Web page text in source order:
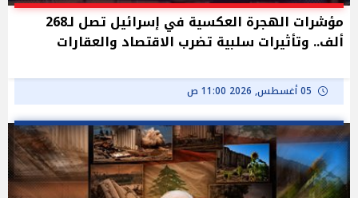
مؤشرات الهجرة العكسية في إسرائيل تصل لـ268
ألف.. وتأثيرات سلبية تضرب الاقتصاد والعقارات
05 أغسطس, 2026 11:00 ص